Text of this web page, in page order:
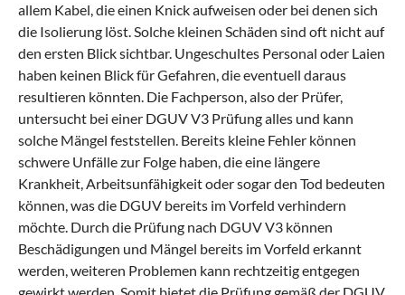
allem Kabel, die einen Knick aufweisen oder bei denen sich
die Isolierung löst. Solche kleinen Schäden sind oft nicht auf
den ersten Blick sichtbar. Ungeschultes Personal oder Laien
haben keinen Blick für Gefahren, die eventuell daraus
resultieren könnten. Die Fachperson, also der Prüfer,
untersucht bei einer DGUV V3 Prüfung alles und kann
solche Mängel feststellen. Bereits kleine Fehler können
schwere Unfälle zur Folge haben, die eine längere
Krankheit, Arbeitsunfähigkeit oder sogar den Tod bedeuten
können, was die DGUV bereits im Vorfeld verhindern
möchte. Durch die Prüfung nach DGUV V3 können
Beschädigungen und Mängel bereits im Vorfeld erkannt
werden, weiteren Problemen kann rechtzeitig entgegen